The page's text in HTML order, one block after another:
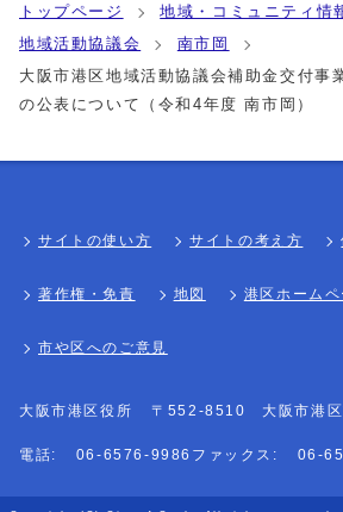
トップページ
地域・コミュニティ情
地域活動協議会
南市岡
大阪市港区地域活動協議会補助金交付事
の公表について（令和4年度 南市岡）
サイトの使い方 サイトの考え方
著作権・免責 地図 港区ホーム
市や区へのご意見
大阪市港区役所 〒552-8510 大阪市港区
電話: 06-6576-9986 ファックス: 06-